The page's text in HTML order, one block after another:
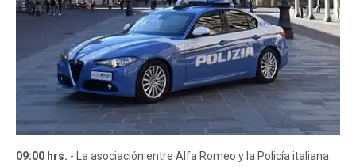
09:00 hrs. - La asociación entre Alfa Romeo y la Policía italiana